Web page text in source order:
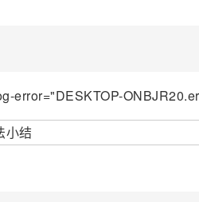
error="DESKTOP-